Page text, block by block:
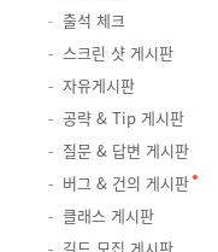
출석 체크
스크린 샷 게시판
자유게시판
공략 & Tip 게시판
질문 & 답변 게시판
버그 & 건의 게시판
클래스 게시판